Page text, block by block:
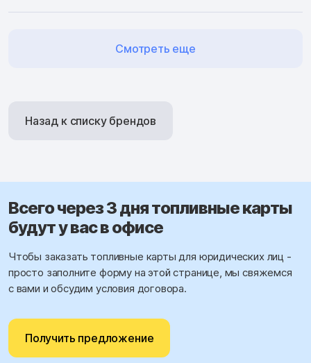
Смотреть еще
Назад к списку брендов
Всего через 3 дня топливные карты
будут у вас в офисе
Чтобы заказать топливные карты для юридических лиц -
просто заполните форму на этой странице, мы свяжемся
с вами и обсудим условия договора.
Получить предложение